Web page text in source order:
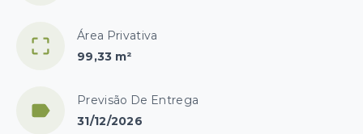
Área Privativa
99,33 m²
Previsão De Entrega
31/12/2026